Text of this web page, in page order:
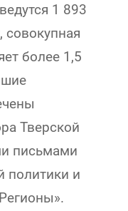
1 893
совокупная
более 1,5
Тверской
письмами
политики и